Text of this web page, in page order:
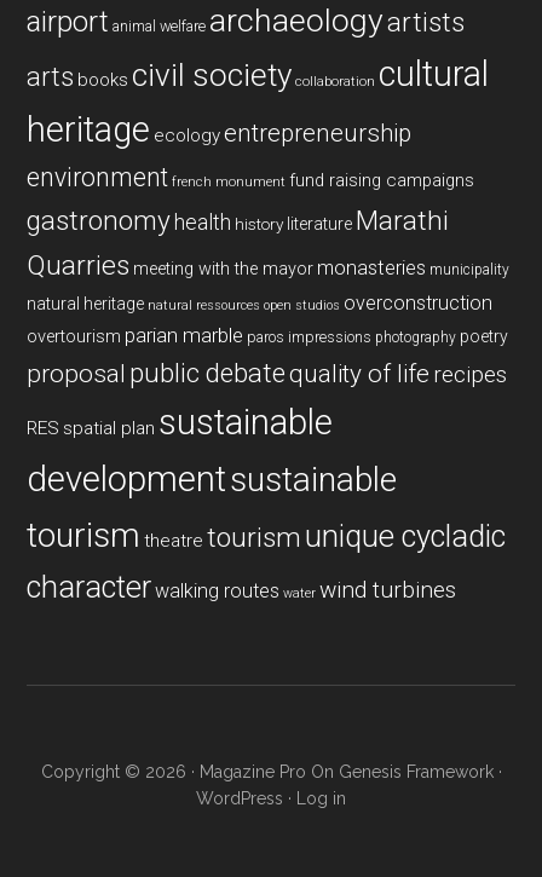
airport animal welfare archaeologyartists
arts books civil society collaboration cultural
heritage ecologyentrepreneurship
environment french monument fund raising campaigns
gastronomy health history literature Marathi
Quarries meeting with the mayor monasteries municipality
natural heritage natural ressources open studios overconstruction
overtourism parian marble paros impressions photography poetry
proposal public debatequality of life recipes
RES spatial plan sustainable
developmentsustainable
tourism theatre tourism unique cycladic
characterwalking routes water wind turbines
Copyright © 2026 · Magazine Pro On Genesis Framework·
WordPress · Log in